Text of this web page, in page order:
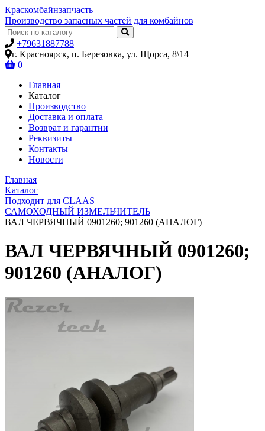
Краскомбайнзапчасть
Производство запасных частей для комбайнов
+79631887788
г. Красноярск, п. Березовка, ул. Щорса, 8\14
0
Главная
Каталог
Производство
Доставка и оплата
Возврат и гарантии
Реквизиты
Контакты
Новости
Главная
Kаталог
Подходит для CLAAS
САМОХОДНЫЙ ИЗМЕЛЬЧИТЕЛЬ
ВАЛ ЧЕРВЯЧНЫЙ 0901260; 901260 (АНАЛОГ)
ВАЛ ЧЕРВЯЧНЫЙ 0901260;
901260 (АНАЛОГ)